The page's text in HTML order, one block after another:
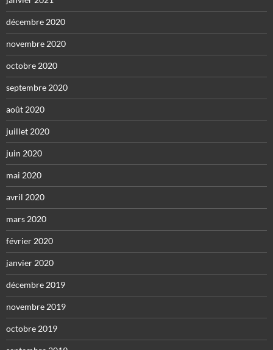
décembre 2020
novembre 2020
octobre 2020
septembre 2020
août 2020
juillet 2020
juin 2020
mai 2020
avril 2020
mars 2020
février 2020
janvier 2020
décembre 2019
novembre 2019
octobre 2019